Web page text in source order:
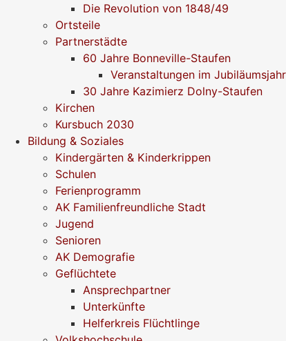
Die Revolution von 1848/49
Ortsteile
Partnerstädte
60 Jahre Bonneville-Staufen
Veranstaltungen im Jubiläumsjahr
30 Jahre Kazimierz Dolny-Staufen
Kirchen
Kursbuch 2030
Bildung & Soziales
Kindergärten & Kinderkrippen
Schulen
Ferienprogramm
AK Familienfreundliche Stadt
Jugend
Senioren
AK Demografie
Geflüchtete
Ansprechpartner
Unterkünfte
Helferkreis Flüchtlinge